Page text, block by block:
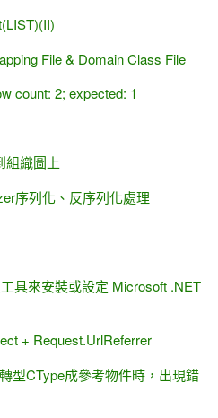
File & Domain Class File
count: 2; expected: 1
組織圖上
序列化、反序列化處理
具來安裝或設定 Microsoft .NET
+ Request.UrlReferrer
型CType成參考物件時，出現錯